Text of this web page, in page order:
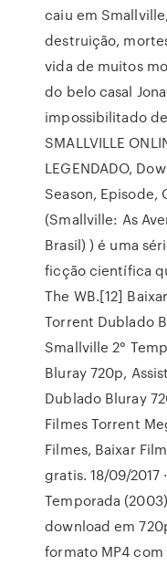
caiu em
destruição,
vida de muitos
do belo casal
impossibilitado
SMALLVILLE
LEGENDADO,
Season, Episode,
(Smallville: As
Brasil) ) é uma
ficção científica
The WB.[12]
Torrent Dublado
Smallville 2°
Bluray 720p,
Dublado Bluray
Filmes Torrent
Filmes, Baixar
gratis. 18/09/2017
Temporada
download em
formato MP4